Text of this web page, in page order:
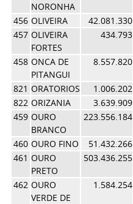
NORONHA
456 OLIVEIRA 42.081.330
457 OLIVEIRA
FORTES
434.793
458 ONCA DE
PITANGUI
8.557.820
821 ORATORIOS 1.006.202
822 ORIZANIA 3.639.909
459 OURO
BRANCO
223.556.184
460 OURO FINO 51.432.266
461 OURO
PRETO
503.436.255
462 OURO
VERDE DE
1.584.254